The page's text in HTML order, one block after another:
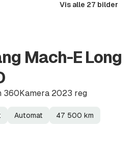
Vis alle 27 bilder
Mach-E Long
360Kamera 2023 reg
Automat 47 500 km